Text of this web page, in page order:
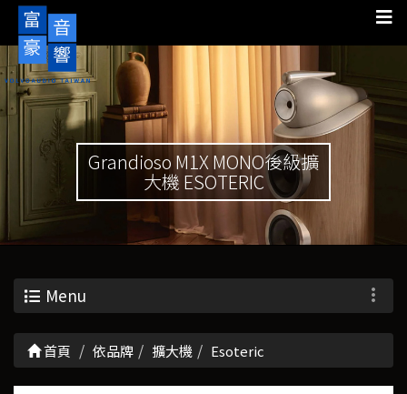
Grandioso M1X MONO後級擴
大機 ESOTERIC
Menu
首頁 依品牌 擴大機 Esoteric